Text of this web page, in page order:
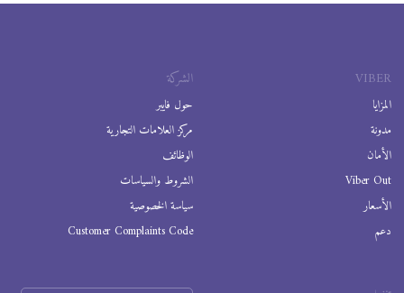
VIBER
المزايا
مدونة
الأمان
Viber Out
الأسعار
دعم
الشركة
حول فايبر
مركز العلامات التجارية
الوظائف
الشروط والسياسات
سياسة الخصوصية
Customer Complaints Code